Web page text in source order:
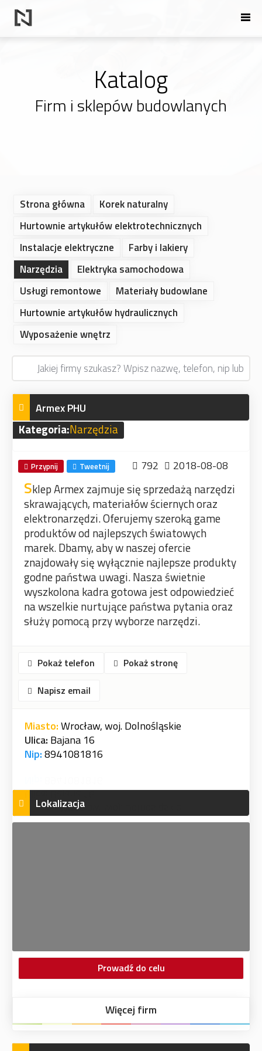
Katalog
Firm i sklepów budowlanych
Strona główna
Korek naturalny
Hurtownie artykułów elektrotechnicznych
Instalacje elektryczne
Farby i lakiery
Narzędzia
Elektryka samochodowa
Usługi remontowe
Materiały budowlane
Hurtownie artykułów hydraulicznych
Wyposażenie wnętrz
Armex PHU
Kategoria:Narzędzia
Przypnij Tweetnij 792 2018-08-08
Sklep Armex zajmuje się sprzedażą narzędzi
skrawających, materiałów ściernych oraz
elektronarzędzi. Oferujemy szeroką game
produktów od najlepszych światowych
marek. Dbamy, aby w naszej ofercie
znajdowały się wyłącznie najlepsze produkty
godne państwa uwagi. Nasza świetnie
wyszkolona kadra gotowa jest odpowiedzieć
na wszelkie nurtujące państwa pytania oraz
służy pomocą przy wyborze narzędzi.
Pokaż telefon
Pokaż stronę
Napisz email
Miasto:Wrocław, woj. Dolnośląskie
Ulica: Bajana 16
Nip:8941081816
Lokalizacja
Prowadź do celu
Więcej firm